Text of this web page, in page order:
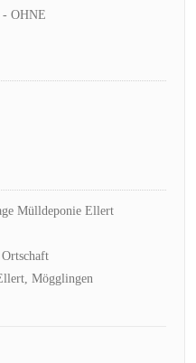
- OHNE
Mülldeponie Ellert
Mögglingen